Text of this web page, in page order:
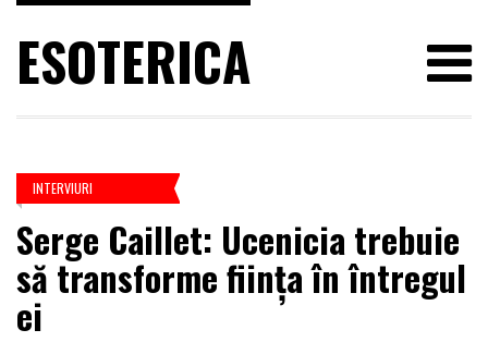
ESOTERICA
INTERVIURI
Serge Caillet: Ucenicia trebuie
să transforme ființa în întregul
ei